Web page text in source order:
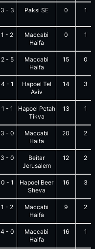
3 - 3 Paksi SE 0 1
1 - 2
Maccabi
Haifa
0 1
2- 5
Maccabi
Haifa
15 0
4 - 1
Hapoel Tel
Aviv
14 3
1 - 1
Hapoel Petah
Tikva
13 1
3 - 0
Maccabi
Haifa
20 2
3 - 0
Beitar
Jerusalem
12 2
0 - 1
Hapoel Beer
Sheva
16 3
1 - 2
Maccabi
Haifa
9 2
4 - 0
Maccabi
Haifa
16 1